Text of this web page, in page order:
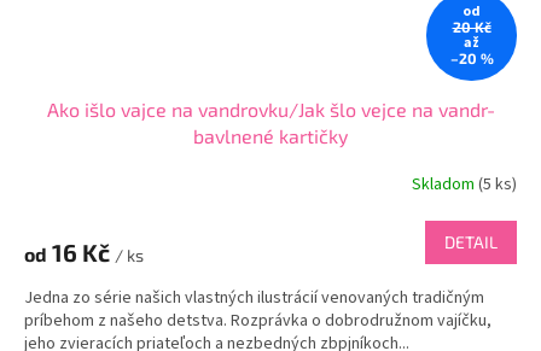
od
20 Kč
až
–20 %
Ako išlo vajce na vandrovku/Jak šlo vejce na vandr-
bavlnené kartičky
Skladom (5 ks)
od 16 Kč / ks
DETAIL
Jedna zo série našich vlastných ilustrácií venovaných tradičným
príbehom z našeho detstva. Rozprávka o dobrodružnom vajíčku,
jeho zvieracích priateľoch a nezbedných zbpjníkoch...